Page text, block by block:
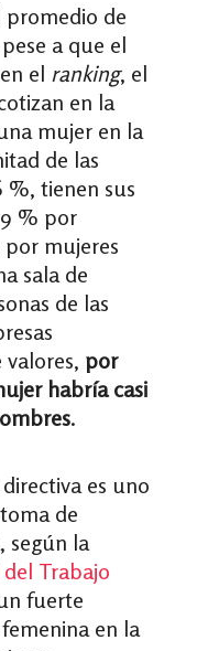
promedio de
a que el
el ranking, el
en la
mujer en la
de las
%, tienen sus
% por
por mujeres
sala de
de las
por
habría casi
.
es uno
de
según la
Trabajo
fuerte
en la